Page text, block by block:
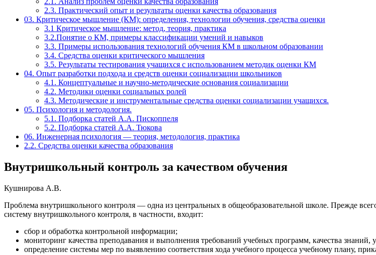
2.3. Практический опыт и результаты оценки качества образования
03. Критическое мышление (КМ): определения, технологии обучения, средства оценки
3.1 Критическое мышление: метод, теория, практика
3.2.Понятие о КМ, примеры классификации умений и навыков
3.3. Примеры использования технологий обучения КМ в школьном образовании
3.4. Средства оценки критического мышления
3.5. Результаты тестирования учащихся с использованием методик оценки КМ
04. Опыт разработки подхода и средств оценки социализации школьников
4.1. Концептуальные и научно-методические основания социализации
4.2. Методики оценки социальных ролей
4.3. Методические и инструментальные средства оценки социализации учащихся.
05. Психология и методология.
5.1. Подборка статей А.А. Пископпеля
5.2. Подборка статей А.А. Тюкова
06. Инженерная психология — теория, методология, практика
2.2. Средства оценки качества образования
Внутришкольный контроль за качеством обучения
Кушнирова А.В.
Проблема внутришкольного контроля — одна из центральных в общеобразовательной школе. Прежде
систему внутришкольного контроля, в частности, входит:
сбор и обработка контрольной информации;
мониторинг качества преподавания и выполнения требований учебных программ, качества
определение системы мер по выявлению соответствия хода учебного процесса учебному плану,